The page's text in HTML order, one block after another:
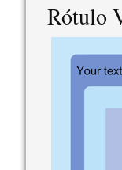
Rótulo